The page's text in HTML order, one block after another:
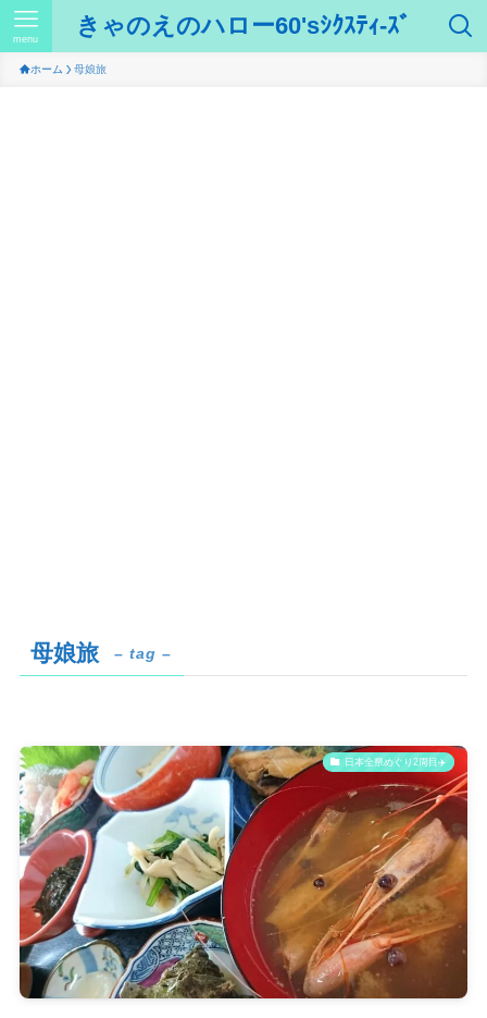
きゃのえのハロー60'sｼｸｽﾃｨ-ｽﾞ
menu
ホーム 母娘旅
母娘旅 – tag –
日本全県めぐり2周目✈️